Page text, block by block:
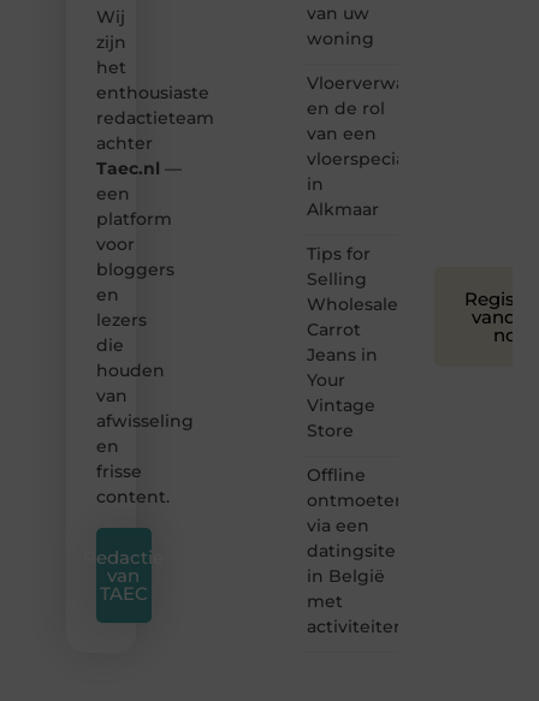
Wij
zijn
het
enthousiaste
redactieteam
achter
Taec.nl —
een
platform
voor
bloggers
en
lezers
die
houden
van
afwisseling
en
frisse
content.
Redactie
van
TAEC
van uw
woning
Vloerverwarming
en de rol
van een
vloerspecialist
in
Alkmaar
Tips for
Selling
Wholesale
Carrot
Jeans in
Your
Vintage
Store
Offline
ontmoeten
via een
datingsite
in België
met
activiteiten
nog